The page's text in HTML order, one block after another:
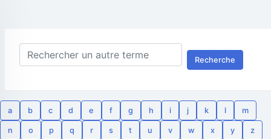
Recherche
a b c d e f g h i j k l m
n o p q r s t u v w x y z